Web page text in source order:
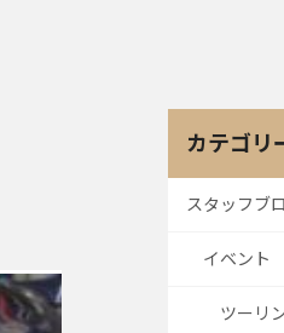
カテゴリ
スタッフブ
イベント
ツーリ